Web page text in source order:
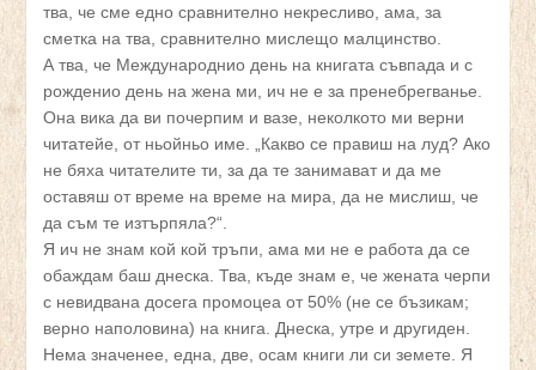
тва, че сме едно сравнително некресливо, ама, за
сметка на тва, сравнително мислещо малцинство.
А тва, че Международнио день на книгата съвпада и с
рожденио день на жена ми, ич не е за пренебрегванье.
Она вика да ви почерпим и вазе, неколкото ми верни
читатейе, от ньойньо име. „Какво се правиш на луд? Ако
не бяха читателите ти, за да те занимават и да ме
оставяш от време на време на мира, да не мислиш, че
да съм те изтърпяла?“.
Я ич не знам кой кой тръпи, ама ми не е работа да се
обаждам баш днеска. Тва, къде знам е, че жената черпи
с невидвана досега промоцеа от 50% (не се бъзикам;
верно наполовина) на книга. Днеска, утре и другиден.
Нема значенее, една, две, осам книги ли си земете. Я